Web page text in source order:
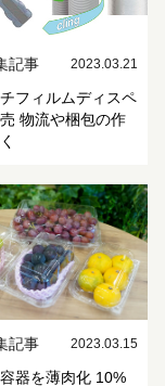
記事 2023.03.21
フィルムディスペ
物流や梱包の作
記事 2023.03.15
器を薄肉化 10%